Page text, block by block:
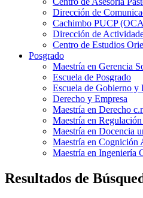
Dirección de
Cachimbo PUCP
Dirección de
Centro de Estudios
Posgrado
Maestría en Gerencia
Escuela de Posgrado
Escuela de Gobierno y
Derecho y Empresa
Maestría en Derecho
Maestría en
Maestría en Docencia
Maestría en Cognición
Maestría en Ingeniería
Resultados de